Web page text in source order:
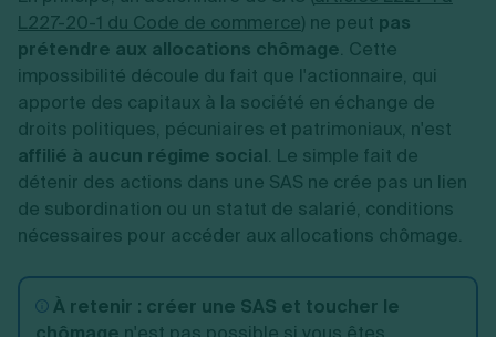
L227-20-1 du Code de commerce) ne peut pas
prétendre aux allocations chômage. Cette
impossibilité découle du fait que l'actionnaire, qui
apporte des capitaux à la société en échange de
droits politiques, pécuniaires et patrimoniaux, n'est
affilié à aucun régime social. Le simple fait de
détenir des actions dans une SAS ne crée pas un lien
de subordination ou un statut de salarié, conditions
nécessaires pour accéder aux allocations chômage.
À retenir : créer une SAS et toucher le